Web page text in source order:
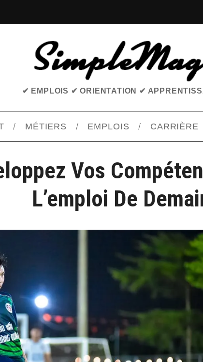
✔ EMPLOIS ✔ ORIENTATION ✔
MÉTIERS EMPLOIS CARRIÈRE
Vos
L’emploi De